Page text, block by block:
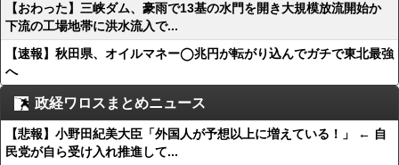
【おわった】三峡ダム、豪雨で13基の水門を開き大規模放流開始か
下流の工場地帯に洪水流入で...
【速報】秋田県、オイルマネー◯兆円が転がり込んでガチで東北最強
へ
政経ワロスまとめニュース
【悲報】小野田紀美大臣「外国人が予想以上に増えている！」 ← 自
民党が自ら受け入れ推進して...